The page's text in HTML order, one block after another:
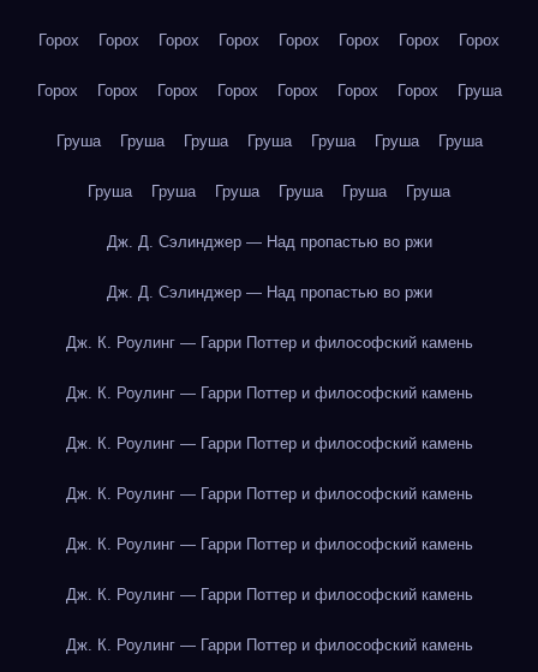
Горох Горох Горох Горох Горох Горох Горох Горох
Горох Горох Горох Горох Горох Горох Горох Груша
Груша Груша Груша Груша Груша Груша Груша
Груша Груша Груша Груша Груша Груша
Дж. Д. Сэлинджер — Над пропастью во ржи
Дж. Д. Сэлинджер — Над пропастью во ржи
Дж. К. Роулинг — Гарри Поттер и философский камень
Дж. К. Роулинг — Гарри Поттер и философский камень
Дж. К. Роулинг — Гарри Поттер и философский камень
Дж. К. Роулинг — Гарри Поттер и философский камень
Дж. К. Роулинг — Гарри Поттер и философский камень
Дж. К. Роулинг — Гарри Поттер и философский камень
Дж. К. Роулинг — Гарри Поттер и философский камень